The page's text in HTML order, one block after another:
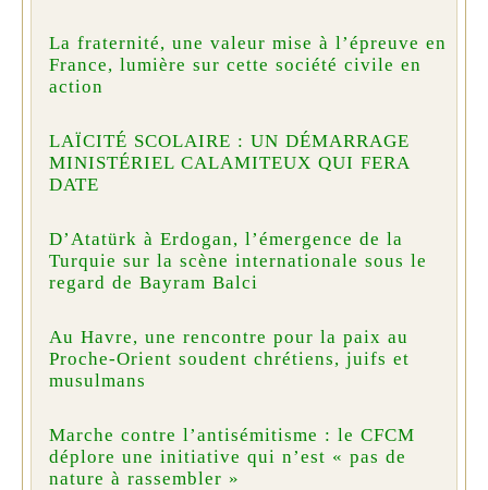
La fraternité, une valeur mise à l’épreuve en
France, lumière sur cette société civile en
action
LAÏCITÉ SCOLAIRE : UN DÉMARRAGE
MINISTÉRIEL CALAMITEUX QUI FERA
DATE
D’Atatürk à Erdogan, l’émergence de la
Turquie sur la scène internationale sous le
regard de Bayram Balci
Au Havre, une rencontre pour la paix au
Proche-Orient soudent chrétiens, juifs et
musulmans
Marche contre l’antisémitisme : le CFCM
déplore une initiative qui n’est « pas de
nature à rassembler »